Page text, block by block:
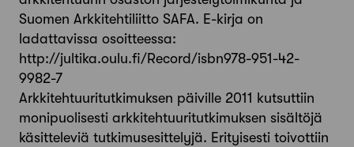
Suomen Arkkitehtiliitto SAFA. E-kirja on
ladattavissa osoitteessa:
http://jultika.oulu.fi/Record/isbn978-951-42-
9982-7
Arkkitehtuuritutkimuksen päiville 2011 kutsuttiin
monipuolisesti arkkitehtuuritutkimuksen sisältöjä
käsitteleviä tutkimusesittelyjä. Erityisesti toivottiin